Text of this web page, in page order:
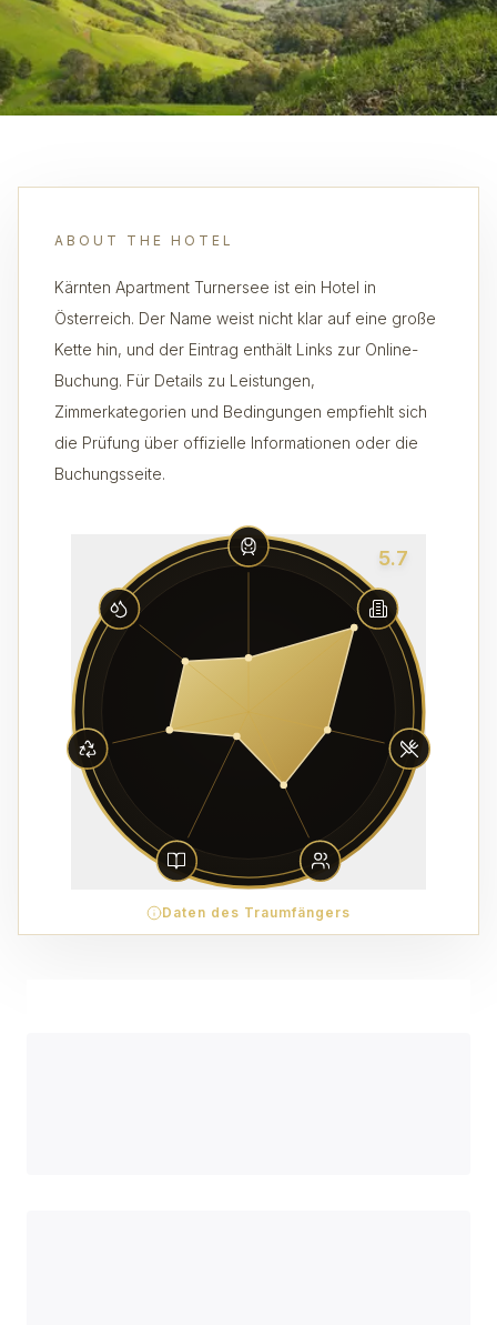
ABOUT THE HOTEL
Kärnten Apartment Turnersee ist ein Hotel in
Österreich. Der Name weist nicht klar auf eine große
Kette hin, und der Eintrag enthält Links zur Online-
Buchung. Für Details zu Leistungen,
Zimmerkategorien und Bedingungen empfiehlt sich
die Prüfung über offizielle Informationen oder die
Buchungsseite.
5.7
Daten des Traumfängers